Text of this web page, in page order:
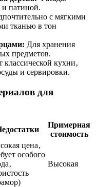
патиной.
с мягкими
тканью в тон
Для хранения
предметов.
кухни‚
и сервировки.
для
Примерная
стоимость
цена‚
особого
Высокая